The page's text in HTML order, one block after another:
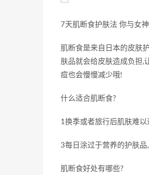
7天肌断食护肤法 你与女
肌断食是来自日本的皮肤
肤品就会给皮肤造成负担,
痘也会慢慢减少哦!
什么适合肌断食?
1换季或者旅行后肌肤难
3每日涂过于营养的护肤
肌断食好处有哪些?